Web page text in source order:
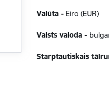
Valūta - Eiro (EUR)
Valsts valoda -
Starptautiskais